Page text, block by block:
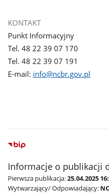
KONTAKT
Punkt Informacyjny
Tel. 48 22 39 07 170
Tel. 48 22 39 07 191
E-mail: info@ncbr.gov.pl
Informacje o publikacji
Pierwsza publikacja:25.04.2025
Wytwarzający/ Odpowiadający: